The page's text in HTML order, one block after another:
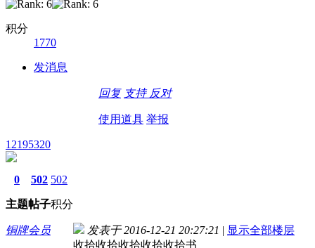
积分
1770
发消息
回复 支持 反对
使用道具 举报
12195320
0
主题
502
帖子
502
积分
铜牌会员 发表于 2016-12-21 20:27:21 | 显示全部楼层
收拾收拾收拾收拾收拾书